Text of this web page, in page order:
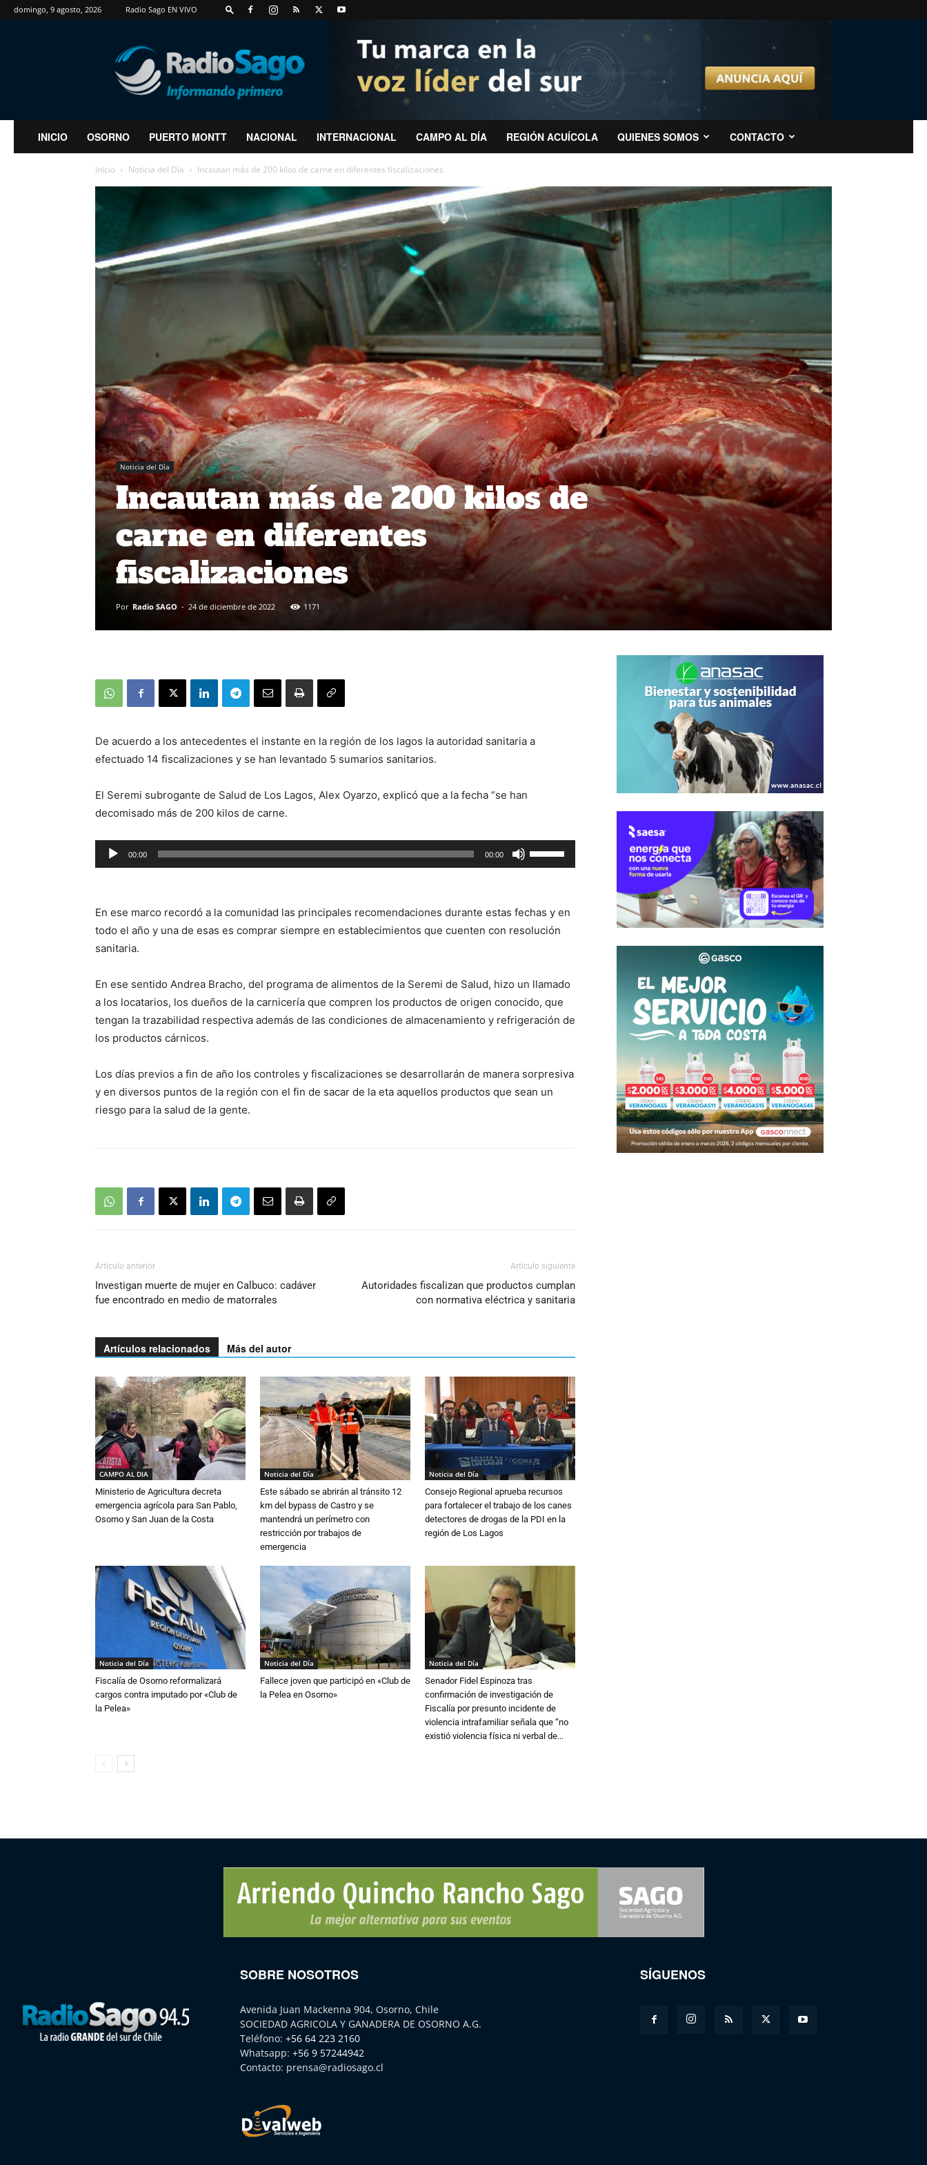
domingo, 9 agosto, 2026 Radio Sago EN VIVO
RadioSago
INICIO OSORNO PUERTO MONTT NACIONAL INTERNACIONAL CAMPO AL DÍA REGIÓN ACUÍCOLA QUIENES SOMOS CONTACTO
Inicio Noticia del Día Incautan más de 200 kilos de carne en diferentes fiscalizaciones
Noticia del Día
Incautan más de 200 kilos de
carne en diferentes
fiscalizaciones
Por Radio SAGO - 24 de diciembre de 2022 1171
De acuerdo a los antecedentes el instante en la región de los lagos la autoridad sanitaria a
efectuado 14 fiscalizaciones y se han levantado 5 sumarios sanitarios.
El Seremi subrogante de Salud de Los Lagos, Alex Oyarzo, explicó que a la fecha “se han
decomisado más de 200 kilos de carne.
Reproductor
de
00:00 00:00
las
flecha
arriba/abajo
o
disminuir
el
En ese marco recordó a la comunidad las principales recomendaciones durante estas fechas y en
todo el año y una de esas es comprar siempre en establecimientos que cuenten con resolución
sanitaria.
En ese sentido Andrea Bracho, del programa de alimentos de la Seremi de Salud, hizo un llamado
a los locatarios, los dueños de la carnicería que compren los productos de origen conocido, que
tengan la trazabilidad respectiva además de las condiciones de almacenamiento y refrigeración de
los productos cárnicos.
Los días previos a fin de año los controles y fiscalizaciones se desarrollarán de manera sorpresiva
y en diversos puntos de la región con el fin de sacar de la eta aquellos productos que sean un
riesgo para la salud de la gente.
Artículo anterior
Investigan muerte de mujer en Calbuco: cadáver
fue encontrado en medio de matorrales
Artículo siguiente
Autoridades fiscalizan que productos cumplan
con normativa eléctrica y sanitaria
Artículos relacionados Más del autor
CAMPO AL DIA
Ministerio de Agricultura decreta
emergencia agrícola para San Pablo,
Osorno y San Juan de la Costa
Noticia del Día
Este sábado se abrirán al tránsito 12
km del bypass de Castro y se
mantendrá un perímetro con
restricción por trabajos de
emergencia
Noticia del Día
Consejo Regional aprueba recursos
para fortalecer el trabajo de los canes
detectores de drogas de la PDI en la
región de Los Lagos
Noticia del Día
Fiscalía de Osorno reformalizará
cargos contra imputado por «Club de
la Pelea»
Noticia del Día
Fallece joven que participó en «Club de
la Pelea en Osorno»
Noticia del Día
Senador Fidel Espinoza tras
confirmación de investigación de
Fiscalía por presunto incidente de
violencia intrafamiliar señala que “no
existió violencia física ni verbal de...
SOBRE NOSOTROS
Avenida Juan Mackenna 904, Osorno, Chile
SOCIEDAD AGRICOLA Y GANADERA DE OSORNO A.G.
Teléfono: +56 64 223 2160
Whatsapp: +56 9 57244942
Contacto: prensa@radiosago.cl
SÍGUENOS